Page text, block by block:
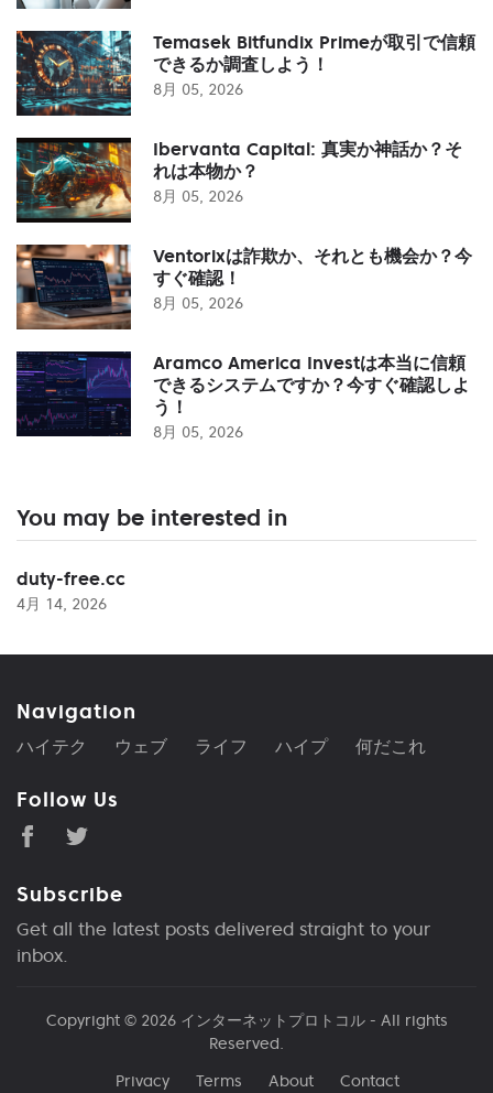
Temasek Bitfundix Primeが取引で信頼
できるか調査しよう！
8月 05, 2026
Ibervanta Capital: 真実か神話か？そ
れは本物か？
8月 05, 2026
Ventorixは詐欺か、それとも機会か？今
すぐ確認！
8月 05, 2026
Aramco America Investは本当に信頼
できるシステムですか？今すぐ確認しよ
う！
8月 05, 2026
You may be interested in
duty-free.cc
4月 14, 2026
Navigation
ハイテク ウェブ ライフ ハイプ 何だこれ
Follow Us
Subscribe
Get all the latest posts delivered straight to your
inbox.
Copyright © 2026 インターネットプロトコル- All rights
Reserved.
Privacy
Terms About Contact